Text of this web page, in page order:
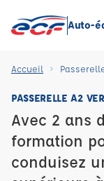
Auto-
Accueil
PASSERELLE A2
Avec 2 ans
formation
conduisez